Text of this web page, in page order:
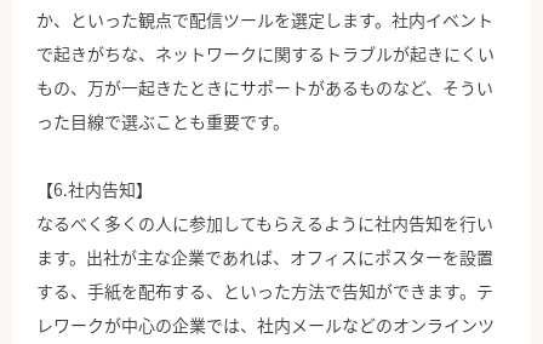
か、といった観点で配信ツールを選定します。社内イベント
で起きがちな、ネットワークに関するトラブルが起きにくい
もの、万が一起きたときにサポートがあるものなど、そうい
った目線で選ぶことも重要です。
【6.社内告知】
なるべく多くの人に参加してもらえるように社内告知を行い
ます。出社が主な企業であれば、オフィスにポスターを設置
する、手紙を配布する、といった方法で告知ができます。テ
レワークが中心の企業では、社内メールなどのオンラインツ